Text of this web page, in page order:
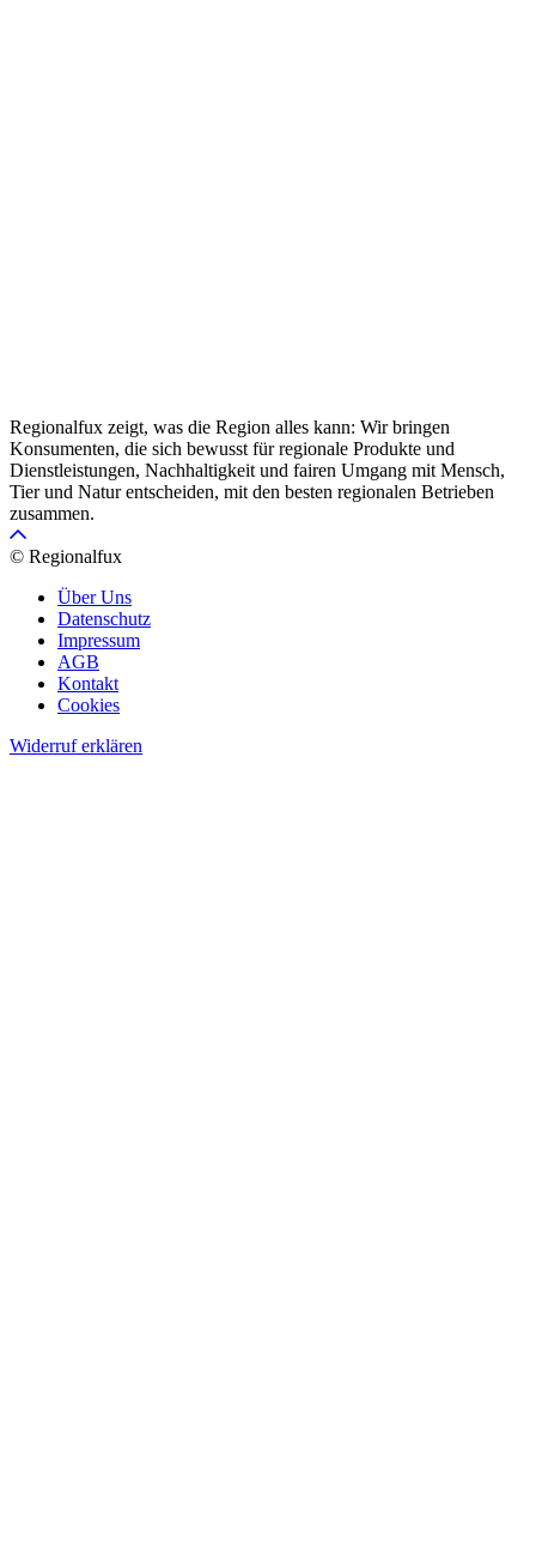
Regionalfux zeigt, was die Region alles kann: Wir bringen
Konsumenten, die sich bewusst für regionale Produkte und
Dienstleistungen, Nachhaltigkeit und fairen Umgang mit Mensch,
Tier und Natur entscheiden, mit den besten regionalen Betrieben
zusammen.
© Regionalfux
Über Uns
Datenschutz
Impressum
AGB
Kontakt
Cookies
Widerruf erklären